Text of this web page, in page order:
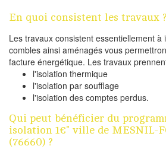
En quoi consistent les travaux ?
Les travaux consistent essentiellement à
combles ainsi aménagés vous
facture énergétique. Les travaux
l'isolation thermique
l'isolation par soufflage
l'isolation des comptes perdus.
Qui peut bénéficier du
isolation 1€" ville de MESNIL-
(76660) ?